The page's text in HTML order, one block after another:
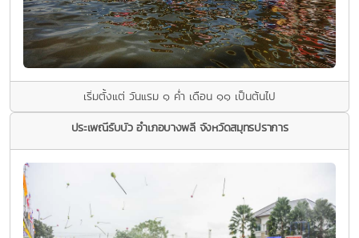
เริ่มตั้งแต่ วันแรม ๑ ค่ำ เดือน ๑๑ เป็นต้นไป
ประเพณีรับบัว อำเภอบางพลี จังหวัดสมุทรปราการ